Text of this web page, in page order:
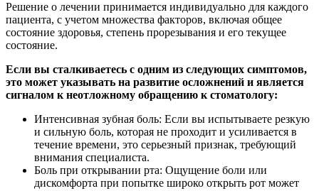
Решение о лечении принимается индивидуально для каждого
пациента, с учетом множества факторов, включая общее
состояние здоровья, степень прорезывания и его текущее
состояние.
Если вы сталкиваетесь с одним из следующих симптомов,
это может указывать на развитие осложнений и является
сигналом к неотложному обращению к стоматологу:
Интенсивная зубная боль: Если вы испытываете резкую
и сильную боль, которая не проходит и усиливается в
течение времени, это серьезный признак, требующий
внимания специалиста.
Боль при открывании рта: Ощущение боли или
дискомфорта при попытке широко открыть рот может